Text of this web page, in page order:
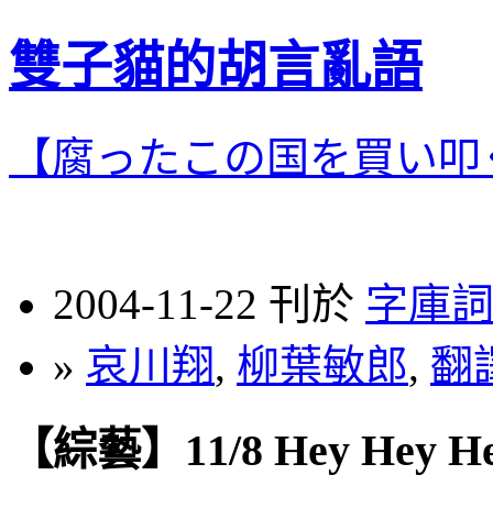
雙子貓的胡言亂語
【腐ったこの国を買い
2004-11-22 刊於 字庫
» 哀川翔, 柳葉敏郎, 翻
【綜藝】11/8 Hey Hey